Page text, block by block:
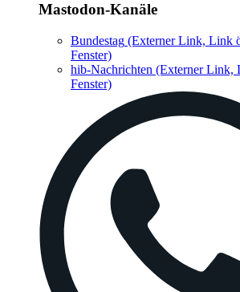
Mastodon-Kanäle
Bundestag (Externer Link, Link
Fenster)
hib-Nachrichten (Externer Link,
Fenster)